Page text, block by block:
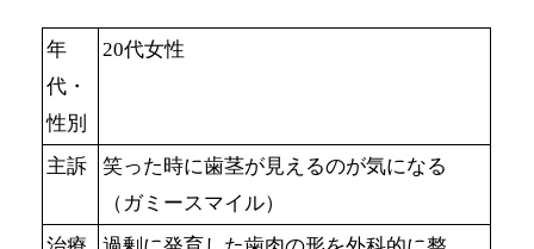
年
代・
性別
20代女性
主訴
笑った時に歯茎が見えるのが気になる
（ガミースマイル）